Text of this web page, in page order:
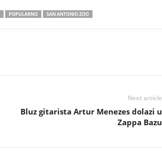
POPULARNO SAN ANTONIO ZOO
Next article
Bluz gitarista Artur Menezes dolazi u
Zappa Bazu